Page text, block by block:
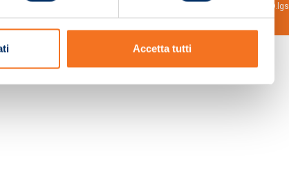
Accetta tutti
- Cap.Soc. € 2.000.000,00 i.v. La Società adotta il Codice Etico D.lgs.